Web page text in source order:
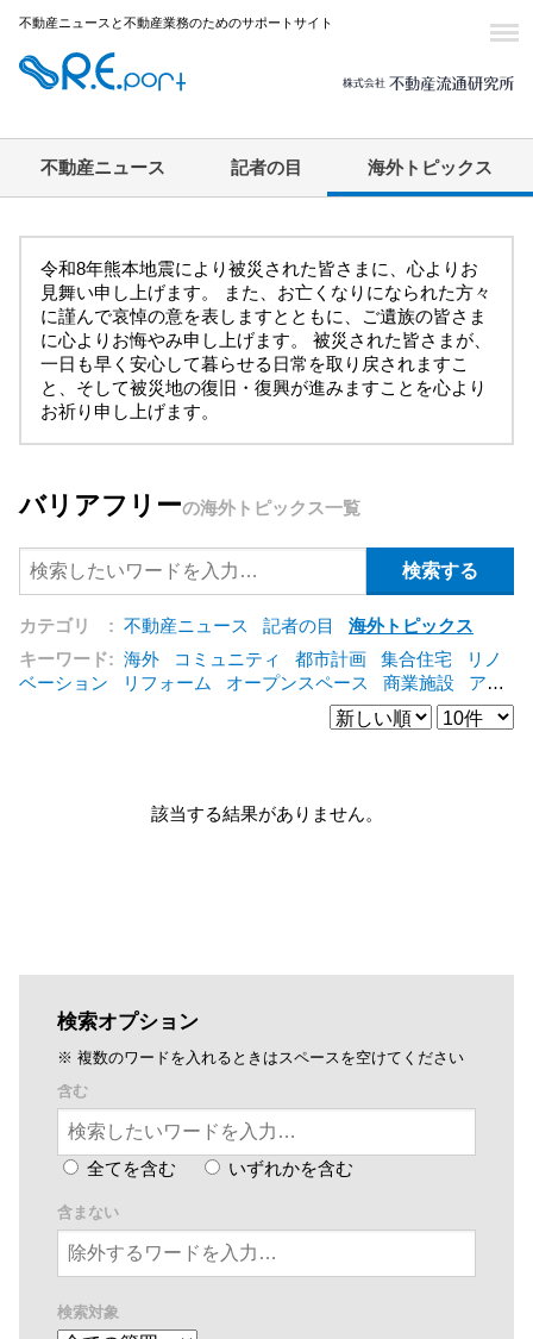
不動産ニュースと不動産業務のためのサポートサイト
不動産ニュース 記者の目 海外トピックス
令和8年熊本地震により被災された皆さまに、心よりお
見舞い申し上げます。 また、お亡くなりになられた方々
に謹んで哀悼の意を表しますとともに、ご遺族の皆さま
に心よりお悔やみ申し上げます。 被災された皆さまが、
一日も早く安心して暮らせる日常を取り戻されますこ
と、そして被災地の復旧・復興が進みますことを心より
お祈り申し上げます。
バリアフリーの海外トピックス一覧
カテゴリ : 不動産ニュース 記者の目
海外トピックス
キーワード: 海外 コミュニティ 都市計画 集合住宅
リノ
ベーション
リフォーム オープンスペース 商業施設
アパ
エネルギー
新型コロ
コンバージョン
都市再生
該当する結果がありません。
検索オプション
※ 複数のワードを入れるときはスペースを空けてください
含む
全てを含む いずれかを含む
含まない
検索対象